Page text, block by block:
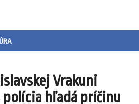
Vrakuni
hľadá príčinu